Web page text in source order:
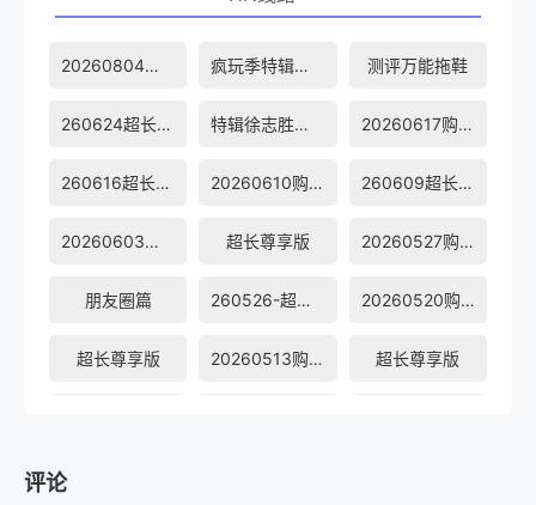
20260804陪看 疯玩季特辑回归啦 测评万能拖鞋
260624超长尊享版 特辑徐志胜分享 20260617购物车
260616超长尊享版 20260610购物车 260609超长尊享版
20260603购物车 超长尊享版 20260527购物车
朋友圈篇 260526-超长尊享 20260520购物车
超长尊享版 20260513购物车 超长尊享版
评论